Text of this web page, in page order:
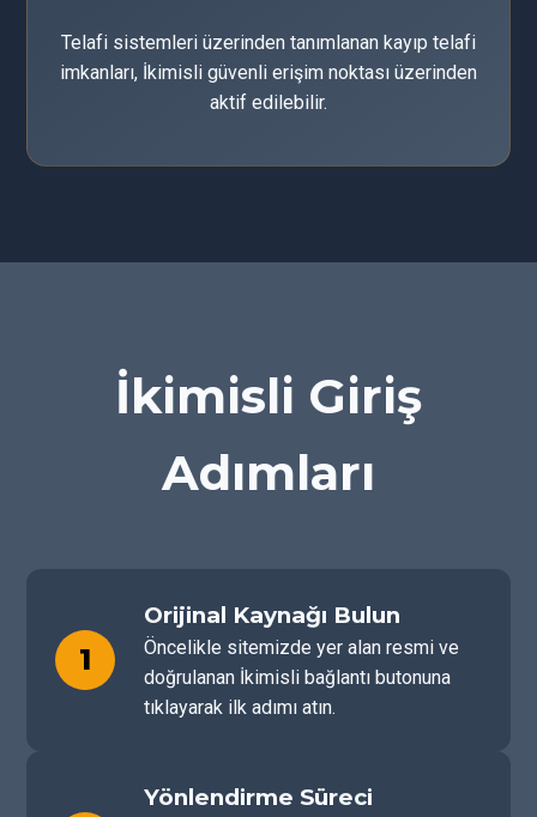
Telafi sistemleri üzerinden tanımlanan kayıp telafi
imkanları, İkimisli güvenli erişim noktası üzerinden
aktif edilebilir.
İkimisli Giriş
Adımları
1
Orijinal Kaynağı Bulun
Öncelikle sitemizde yer alan resmi ve
doğrulanan İkimisli bağlantı butonuna
tıklayarak ilk adımı atın.
Yönlendirme Süreci